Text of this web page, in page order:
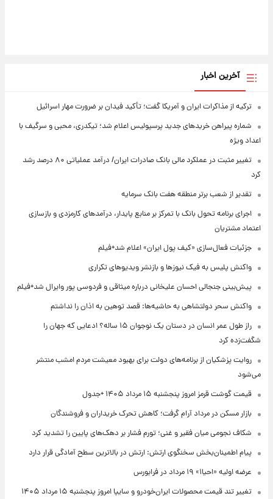
آخرین اخبار
ترکیه از مذاکرات ایران و آمریکا گفت؛ تأکید فیدان بر ضرورت مهار اسرائیل
شماره پیراهن خریدهای جدید پرسپولیس اعلام شد؛ تیکدری، محبی و سرگیف با
اعداد ویژه
تغییر مثبت در عملکرد مالی بانک صادرات ایران/ درآمد عملیاتی ۸۰ درصد رشد
کرد
تقدیر از شعب برتر منطقه هفت بانک سرمایه
اجرای برنامه تحول بانک با تمرکز بر منابع پایدار، درآمدهای کارمزدی و بازسازی
اعتماد مشتریان
جزئیات فعال‌سازی «کیف پول ایران» اعلام شد+فیلم
واکنش پلیس به فیک نیوزها و بازنشر ویدیوهای تکراری
پیش‌بینی جنجالی احسان علیخانی درباره میثاقی و فردوسی پور وایرال شد+فیلم
واکنش سحر دولتشاهی به حاشیه‌ها: قصد توهین به اذان را نداشتم
راز طول عمر انسان در دستان یک نوجوان ۱۵ ساله؟ ادعایی که جهان را
شگفت‌زده کرد
روایت پزشکیان از برنامه‌های دولت برای بهبود معیشت مردم امشب منتشر
می‌شود
قیمت گوشت قرمز امروز پنجشنبه ۱۵ مرداد ۱۴۰۵ +جدول
بازار مسکن در مرداد آرام گرفت؛ کاهش تحرک خریداران و فروشندگان
شکاف نجومی میان فقیر و غنی؛ تورم فشار بر دهک‌های پایین را تشدید کرد
پیام اطمینان‌بخش سخنگوی ارتش: ارتش در بالاترین سطح آمادگی قرار دارد
عرضه اولیه «احیا۱» ۱۹ مرداد در فرابورس
تغییر تند قیمت محصولات ایران‌خودرو و سایپا امروز پنجشنبه ۱۵ مرداد ۱۴۰۵